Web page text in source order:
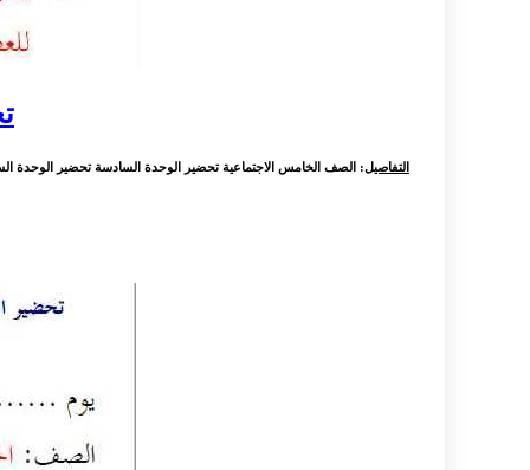
التفاصيل: الصف الخامس الاجتماعية تحضير الوحدة السادسة تحضير الوحدة